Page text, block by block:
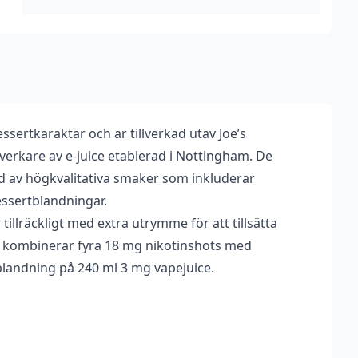
och är tillverkad utav Joe’s
av e-juice etablerad i Nottingham. De
av högkvalitativa smaker som inkluderar
tillräckligt med extra utrymme för att tillsätta
fyra 18 mg nikotinshots med
på 240 ml 3 mg vapejuice.